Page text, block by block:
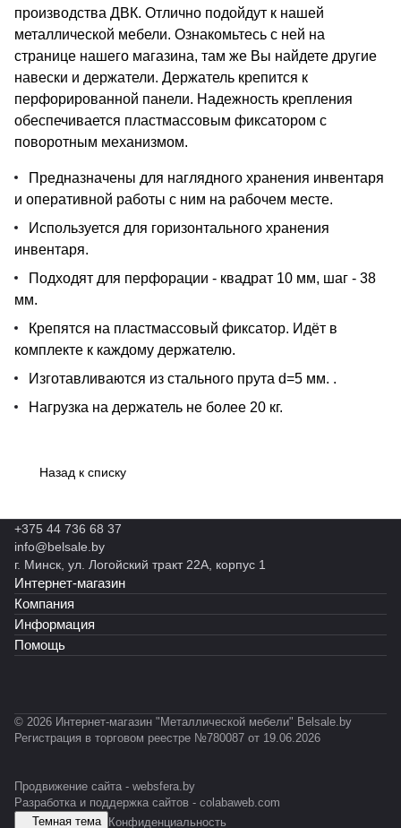
производства ДВК. Отлично подойдут к нашей
металлической мебели. Ознакомьтесь с ней на
странице нашего магазина, там же Вы найдете другие
навески и держатели. Держатель крепится к
перфорированной панели. Надежность крепления
обеспечивается пластмассовым фиксатором с
поворотным механизмом.
Предназначены для наглядного хранения инвентаря
и оперативной работы с ним на рабочем месте.
Используется для горизонтального хранения
инвентаря.
Подходят для перфорации - квадрат 10 мм, шаг - 38
мм.
Крепятся на пластмассовый фиксатор. Идёт в
комплекте к каждому держателю.
Изготавливаются из стального прута d=5 мм. .
Нагрузка на держатель не более 20 кг.
Назад к списку
+375 44 736 68 37
info@belsale.by
г. Минск, ул. Логойский тракт 22А, корпус 1
Интернет-магазин
Компания
Информация
Помощь
© 2026 Интернет-магазин "Металлической мебели" Belsale.by
Регистрация в торговом реестре №780087 от 19.06.2026
Продвижение сайта - websfera.by
Разработка и поддержка сайтов - colabaweb.com
Темная тема Конфиденциальность